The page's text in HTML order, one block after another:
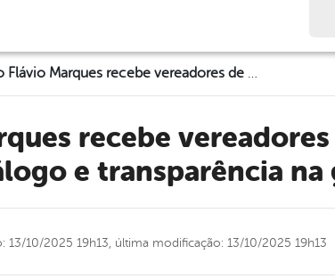
Prefeito Flávio Marques recebe vereadores de oposição e destaca diálogo e transparência na gestão
e transparência na
13/10/2025 19h13, última modificação: 13/10/2025 19h13